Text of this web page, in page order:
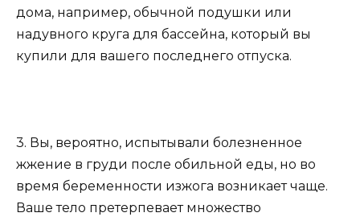
дома, например, обычной подушки или
надувного круга для бассейна, который вы
купили для вашего последнего отпуска.
3. Вы, вероятно, испытывали болезненное
жжение в груди после обильной еды, но во
время беременности изжога возникает чаще.
Ваше тело претерпевает множество